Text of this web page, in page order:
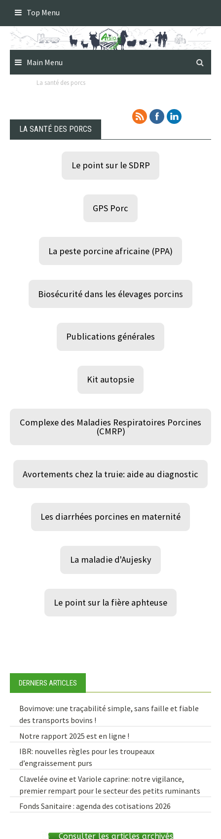
content
Top Menu
Main Menu
La santé des porcs
LA SANTÉ DES PORCS
Le point sur le SDRP
GPS Porc
La peste porcine africaine (PPA)
Biosécurité dans les élevages porcins
Publications générales
Kit autopsie
Complexe des Maladies Respiratoires Porcines
(CMRP)
Avortements chez la truie: aide au diagnostic
Les diarrhées porcines en maternité
La maladie d'Aujesky
Le point sur la fière aphteuse
DERNIERS ARTICLES
Bovimove: une traçabilité simple, sans faille et fiable
des transports bovins !
Notre rapport 2025 est en ligne !
IBR: nouvelles règles pour les troupeaux
d’engraissement purs
Clavelée ovine et Variole caprine: notre vigilance,
premier rempart pour le secteur des petits ruminants
Fonds Sanitaire : agenda des cotisations 2026
Consulter les articles archivés